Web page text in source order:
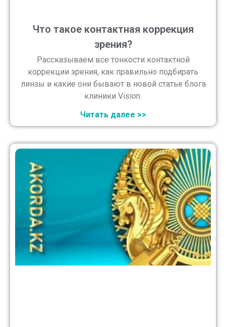
Что такое контактная коррекция
зрения?
Рассказываем все тонкости контактной
коррекции зрения, как правильно подбирать
линзы и какие они бывают в новой статье блога
клиники Vision.
Читать далее >>